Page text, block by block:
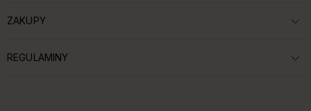
ROZWIŃ SEKCJĘ:
ZAKUPY
ROZWIŃ SEKCJĘ:
REGULAMINY